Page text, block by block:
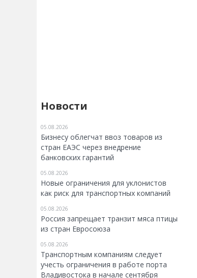
Новости
05.08.2026
Бизнесу облегчат ввоз товаров из
стран ЕАЭС через внедрение
банковских гарантий
05.08.2026
Новые ограничения для уклонистов
как риск для транспортных компаний
05.08.2026
Россия запрещает транзит мяса птицы
из стран Евросоюза
05.08.2026
Транспортным компаниям следует
учесть ограничения в работе порта
Владивостока в начале сентября